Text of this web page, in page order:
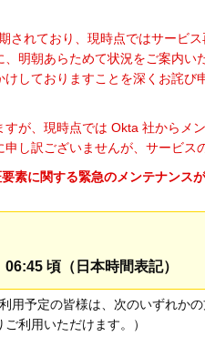
れており、現時点ではサービス
明朝あらためて状況をご案内い
しておりますことを深くお詫び
が、現時点では Okta 社から
し訳ございませんが、サービス
素に関する緊急のメンテナンス
頃（日本時間表記）
予定の皆様は、次のいずれか
利用いただけます。）